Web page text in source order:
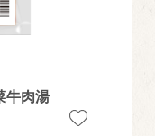
牛肉湯